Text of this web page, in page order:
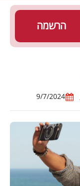
הרשמה
9/7/2024